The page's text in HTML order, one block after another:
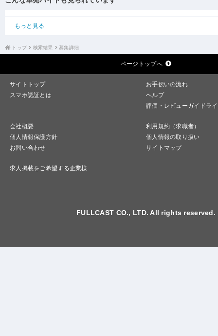
もっと見る
トップ 検索結果 募集詳細
ページトップへ
サイトトップ
お手伝いの流れ
スマホ認証とは
ヘルプ
評価・レビューガイドラ
会社概要
利用規約（求職者）
個人情報保護方針
個人情報の取り扱い
お問い合わせ
サイトマップ
求人掲載をご希望する企業様
FULLCAST CO., LTD. All rights reserved.